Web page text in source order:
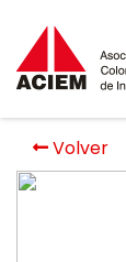
Volver